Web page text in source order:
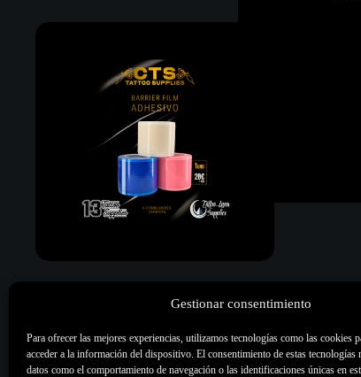
Gestionar consentimiento
Para ofrecer las mejores experiencias, utilizamos tecnologías como las cookies
acceder a la información del dispositivo. El consentimiento de estas tecnologías
datos como el comportamiento de navegación o las identificaciones únicas en
Accesorios,Higiene &
desinfección,Material artístico,Skin
Care,Todo